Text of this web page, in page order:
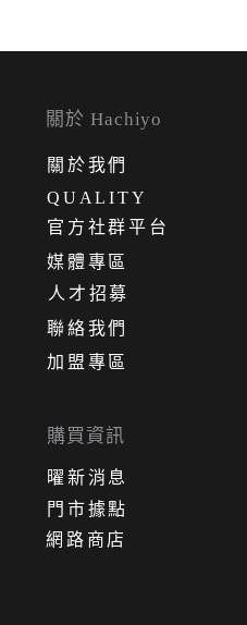
人才招募
關於 Hachiyo
關 於我們
QUALITY
官方社群平台
媒體專區
網路商店
門市據點
曜新消息
購買資訊
聯絡我們
加盟專區